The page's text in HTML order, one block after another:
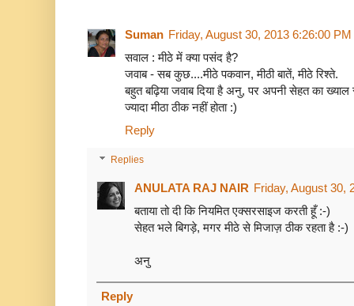
Suman Friday, August 30, 2013 6:26:00 PM
सवाल : मीठे में क्या पसंद है?
जवाब - सब कुछ....मीठे पकवान, मीठी बातें, मीठे रिश्ते.
बहुत बढ़िया जवाब दिया है अनु, पर अपनी सेहत का ख्याल
ज्यादा मीठा ठीक नहीं होता :)
Reply
Replies
ANULATA RAJ NAIR Friday, August 30,
बताया तो दी कि नियमित एक्सरसाइज करती हूँ :-)
सेहत भले बिगड़े, मगर मीठे से मिजाज़ ठीक रहता है :-)
अनु
Reply